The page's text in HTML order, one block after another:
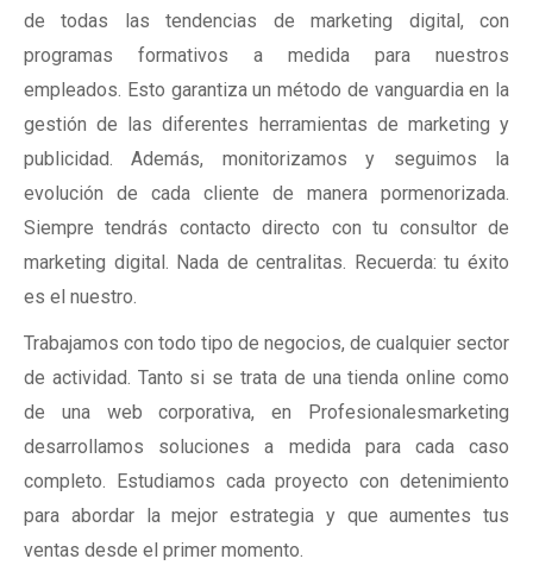
de todas las tendencias de marketing digital, con
programas formativos a medida para nuestros
empleados. Esto garantiza un método de vanguardia en la
gestión de las diferentes herramientas de marketing y
publicidad. Además, monitorizamos y seguimos la
evolución de cada cliente de manera pormenorizada.
Siempre tendrás contacto directo con tu consultor de
marketing digital. Nada de centralitas. Recuerda: tu éxito
es el nuestro.
Trabajamos con todo tipo de negocios, de cualquier sector
de actividad. Tanto si se trata de una tienda online como
de una web corporativa, en Profesionalesmarketing
desarrollamos soluciones a medida para cada caso
completo. Estudiamos cada proyecto con detenimiento
para abordar la mejor estrategia y que aumentes tus
ventas desde el primer momento.